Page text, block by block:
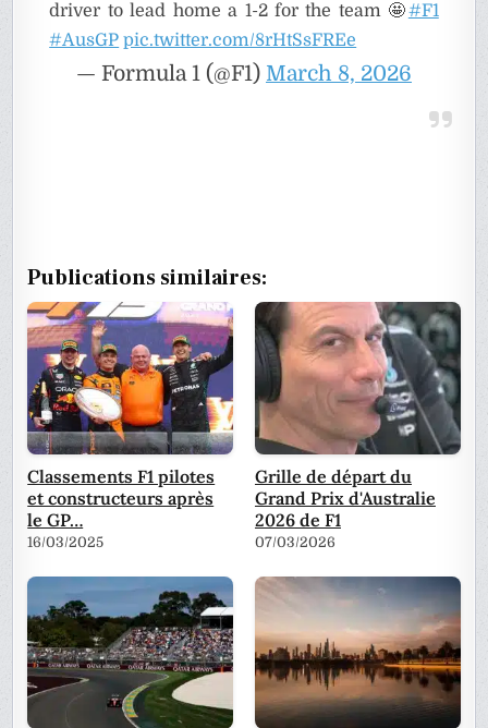
driver to lead home a 1-2 for the team 🤩#F1
#AusGP pic.twitter.com/8rHtSsFREe
— Formula 1 (@F1) March 8, 2026
Publications similaires:
Classements F1 pilotes
et constructeurs après
le GP…
16/03/2025
Grille de départ du
Grand Prix d'Australie
2026 de F1
07/03/2026